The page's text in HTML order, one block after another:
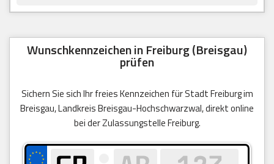
Wunschkennzeichen in Freiburg (Breisgau)
prüfen
Sichern Sie sich Ihr freies Kennzeichen für Stadt Freiburg im
Breisgau, Landkreis Breisgau-Hochschwarzwal, direkt online
bei der Zulassungstelle Freiburg.